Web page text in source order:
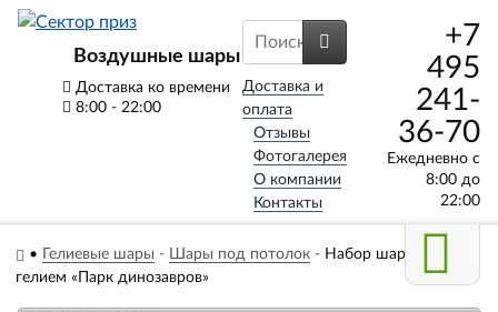
Воздушные шары
Доставка ко времени
8:00 - 22:00
Доставка и
оплата
Отзывы
Фотогалерея
О компании
Контакты
+7
495
241-
36-70
Ежедневно с
8:00 до
22:00
• Гелиевые шары - Шары под потолок- Набор шаров с
гелием «Парк динозавров»